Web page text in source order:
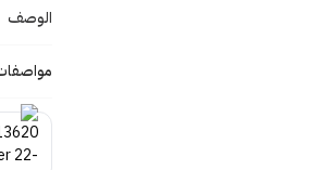
الوصف